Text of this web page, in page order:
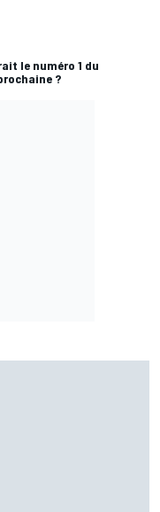
le numéro 1 du
?